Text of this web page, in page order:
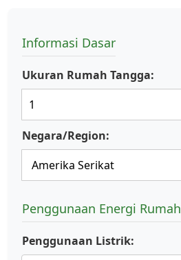
Informasi Dasar
Ukuran Rumah Tangga:
Negara/Region:
Penggunaan Energi Rumah
Penggunaan Listrik: